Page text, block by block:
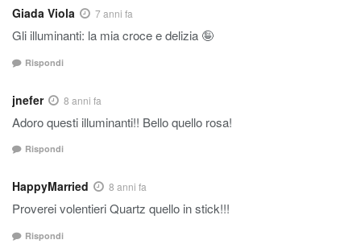
Giada Viola 7 anni fa
Gli illuminanti: la mia croce e delizia 🤪
Rispondi
jnefer 8 anni fa
Adoro questi illuminanti!! Bello quello rosa!
Rispondi
HappyMarried 8 anni fa
Proverei volentieri Quartz quello in stick!!!
Rispondi